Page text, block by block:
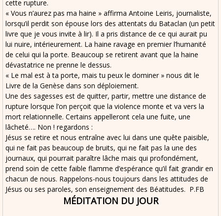
cette rupture.
« Vous n’aurez pas ma haine » affirma Antoine Leiris, journaliste,
lorsqu’il perdit son épouse lors des attentats du Bataclan (un petit
livre que je vous invite à lir). Il a pris distance de ce qui aurait pu
lui nuire, intérieurement. La haine ravage en premier l’humanité
de celui qui la porte. Beaucoup se retirent avant que la haine
dévastatrice ne prenne le dessus.
« Le mal est à ta porte, mais tu peux le dominer » nous dit le
Livre de la Genèse dans son déploiement.
Une des sagesses est de quitter, partir, mettre une distance de
rupture lorsque l’on perçoit que la violence monte et va vers la
mort relationnelle. Certains appelleront cela une fuite, une
lâcheté…. Non ! regardons :
Jésus se retire et nous entraîne avec lui dans une quête paisible,
qui ne fait pas beaucoup de bruits, qui ne fait pas la une des
journaux, qui pourrait paraître lâche mais qui profondément,
prend soin de cette faible flamme d’espérance qu’il fait grandir en
chacun de nous. Rappelons-nous toujours dans les attitudes de
Jésus ou ses paroles, son enseignement des Béatitudes. P.FB
MÉDITATION DU JOUR